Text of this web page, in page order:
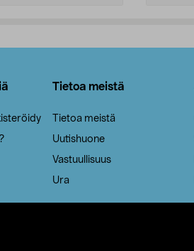
Tietoa meistä
Tietoa meistä
Uutishuone
Vastuullisuus
Ura